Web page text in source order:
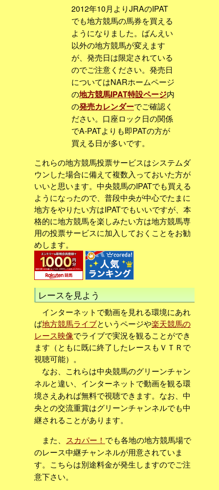
2012年10月よりJRAのIPAT
でも地方競馬の馬券を買える
ようになりました。ばんえい
以外の地方競馬が変えます
が、発売日は限定されている
のでご注意ください。発売日
についてはNARホームページ
の地方競馬IPAT特設ページ内
の発売カレンダーでご確認く
ださい。口座ロック日の関係
でA-PATよりも即PATの方が
買える日が多いです。
これらの地方競馬投票サービスはシステムダ
ウンした場合に備えて複数入っておいた方が
いいと思います。中央競馬のIPATでも買える
ようになったので、普段中央が中心でたまに
地方をやりたい方はIPATでもいいですが、本
格的に地方競馬を楽しみたい方は地方競馬専
用の投票サービスに加入しておくことをお勧
めします。
レースを見よう
インターネットで動画を見れる環境にあれ
ば地方競馬ライブというページや楽天競馬の
レース映像でライブで実況を観ることができ
ます（ともに既に終了したレースもＶＴＲで
視聴可能）。
なお、これらは中央競馬のグリーンチャン
ネルと違い、インターネットで動画を観る環
境さえあれば無料で視聴できます。なお、中
央との交流重賞はグリーンチャンネルでも中
継されることがあります。
また、 スカパー！ でも各地の地方競馬場で
のレース中継チャンネルが用意されていま
す。こちらは別途料金が発生しますのでご注
意下さい。